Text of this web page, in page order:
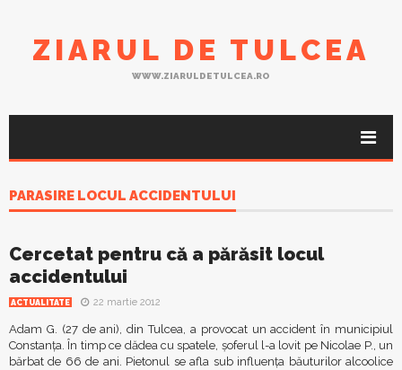
ZIARUL DE TULCEA
WWW.ZIARULDETULCEA.RO
PARASIRE LOCUL ACCIDENTULUI
Cercetat pentru că a părăsit locul
accidentului
ACTUALITATE 22 martie 2012
Adam G. (27 de ani), din Tulcea, a provocat un accident în municipiul
Constanța. În timp ce dădea cu spatele, șoferul l-a lovit pe Nicolae P., un
bărbat de 66 de ani. Pietonul se afla sub influenţa băuturilor alcoolice